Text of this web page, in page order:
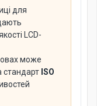
для
LCD-
може
стандарт ISO